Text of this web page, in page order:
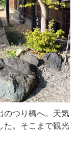
のつり橋へ。天気
た。そこまで観光